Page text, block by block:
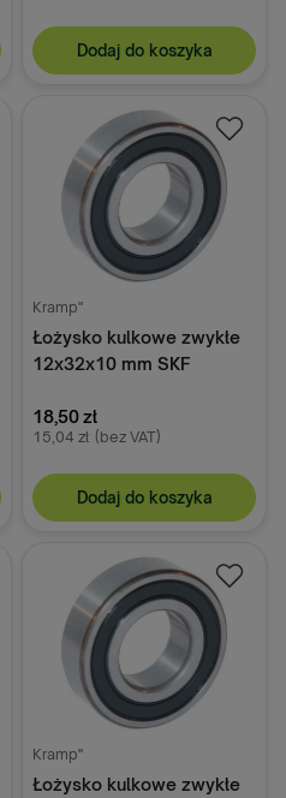
Dodaj do koszyka
Kramp"
Łożysko kulkowe zwykłe
12x32x10 mm SKF
18,50 zł
15,04 zł (bez VAT)
Dodaj do koszyka
Kramp"
Łożysko kulkowe zwykłe